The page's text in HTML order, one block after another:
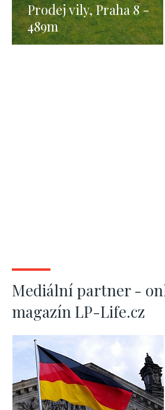
Prodej vily, Praha 8 -
489m
Mediální partner -
magazín LP-Life.cz